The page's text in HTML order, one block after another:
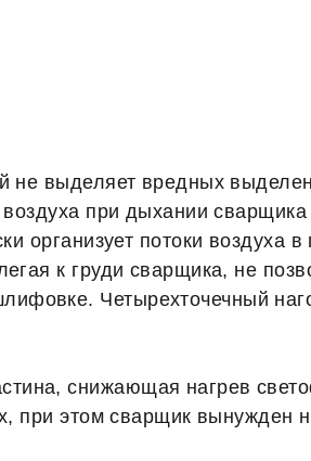
не выделяет вредных
при дыхании
организует потоки воздуха
к груди сварщика, не
Четырехточечный
снижающая нагрев
при этом сварщик вынужден